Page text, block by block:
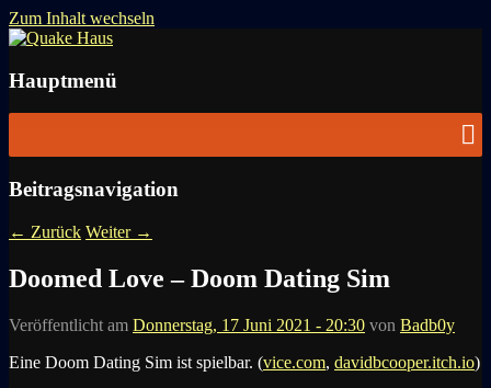
Zum Inhalt wechseln
Quake Haus
Hauptmenü
Beitragsnavigation
← Zurück Weiter →
Doomed Love – Doom Dating Sim
Veröffentlicht am Donnerstag, 17 Juni 2021 - 20:30 von Badb0y
Eine Doom Dating Sim ist spielbar. (vice.com, davidbcooper.itch.io)